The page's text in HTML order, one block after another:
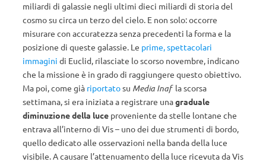
miliardi di galassie negli ultimi dieci miliardi di storia del
cosmo su circa un terzo del cielo. E non solo: occorre
misurare con accuratezza senza precedenti la forma e la
posizione di queste galassie. Le prime, spettacolari
immagini di Euclid, rilasciate lo scorso novembre, indicano
che la missione è in grado di raggiungere questo obiettivo.
Ma poi, come già riportatosu Media Inafla scorsa
settimana, si era iniziata a registrare unagraduale
diminuzione della luce proveniente da stelle lontane che
entrava all’interno di Vis – uno dei due strumenti di bordo,
quello dedicato alle osservazioni nella banda della luce
visibile. A causare l’attenuamento della luce ricevuta da Vis